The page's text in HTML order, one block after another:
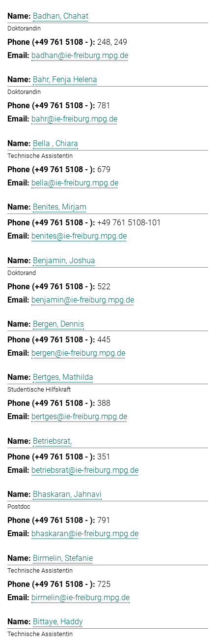
Badhan, Chahat
Doktorandin
248 249
badhan@ie-freiburg.mpg.de
Bahr, Fenja Helena
Doktorandin
781
bahr@ie-freiburg.mpg.de
Bella , Chiara
Technische Assistentin
679
bella@ie-freiburg.mpg.de
Benites, Mirjam
+49 761 5108-101
benites@ie-freiburg.mpg.de
Benjamin, Joshua
Doktorand
522
benjamin@ie-freiburg.mpg.de
Bergen, Dennis
445
bergen@ie-freiburg.mpg.de
Bertges, Mathilda
Studentische Hilfskraft
388
bertges@ie-freiburg.mpg.de
Betriebsrat,
351
betriebsrat@ie-freiburg.mpg.de
Bhaskaran, Jahnavi
Postdoc
791
bhaskaran@ie-freiburg.mpg.de
Birmelin, Stefanie
Technische Assistentin
725
birmelin@ie-freiburg.mpg.de
Bittaye, Haddy
Technische Assistentin